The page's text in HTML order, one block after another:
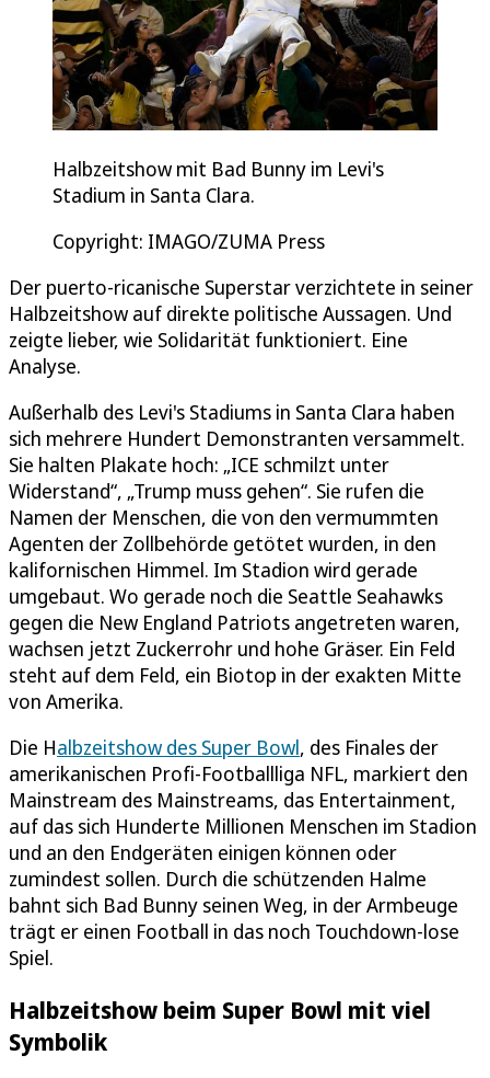
Halbzeitshow mit Bad Bunny im Levi's
Stadium in Santa Clara.
Copyright: IMAGO/ZUMA Press
Der puerto-ricanische Superstar verzichtete in seiner
Halbzeitshow auf direkte politische Aussagen. Und
zeigte lieber, wie Solidarität funktioniert. Eine
Analyse.
Außerhalb des Levi's Stadiums in Santa Clara haben
sich mehrere Hundert Demonstranten versammelt.
Sie halten Plakate hoch: „ICE schmilzt unter
Widerstand“, „Trump muss gehen“. Sie rufen die
Namen der Menschen, die von den vermummten
Agenten der Zollbehörde getötet wurden, in den
kalifornischen Himmel. Im Stadion wird gerade
umgebaut. Wo gerade noch die Seattle Seahawks
gegen die New England Patriots angetreten waren,
wachsen jetzt Zuckerrohr und hohe Gräser. Ein Feld
steht auf dem Feld, ein Biotop in der exakten Mitte
von Amerika.
Die Halbzeitshow des Super Bowl, des Finales der
amerikanischen Profi-Footballliga NFL, markiert den
Mainstream des Mainstreams, das Entertainment,
auf das sich Hunderte Millionen Menschen im Stadion
und an den Endgeräten einigen können oder
zumindest sollen. Durch die schützenden Halme
bahnt sich Bad Bunny seinen Weg, in der Armbeuge
trägt er einen Football in das noch Touchdown-lose
Spiel.
Halbzeitshow beim Super Bowl mit viel
Symbolik